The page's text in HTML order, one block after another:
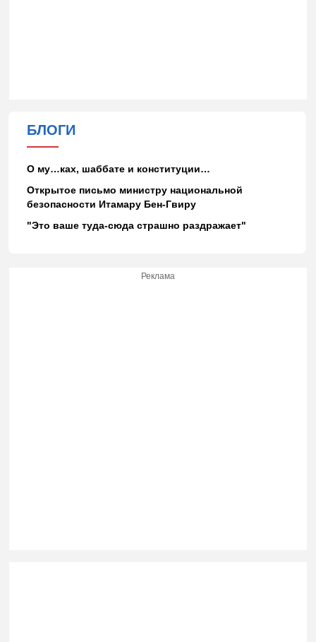
БЛОГИ
О му…ках, шаббате и конституции…
Открытое письмо министру национальной
безопасности Итамару Бен-Гвиру
"Это ваше туда-сюда страшно раздражает"
Реклама